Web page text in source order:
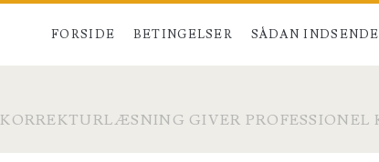
FORSIDE BETINGELSER SÅDAN
KORREKTURLÆSNING GIVER